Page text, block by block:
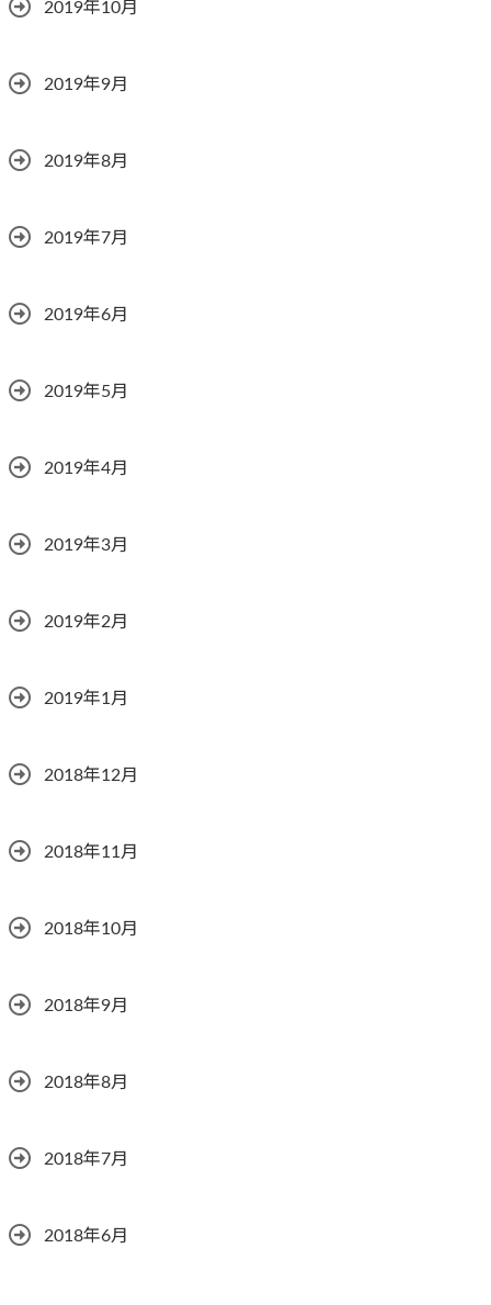
2019年10月
2019年9月
2019年8月
2019年7月
2019年6月
2019年5月
2019年4月
2019年3月
2019年2月
2019年1月
2018年12月
2018年11月
2018年10月
2018年9月
2018年8月
2018年7月
2018年6月